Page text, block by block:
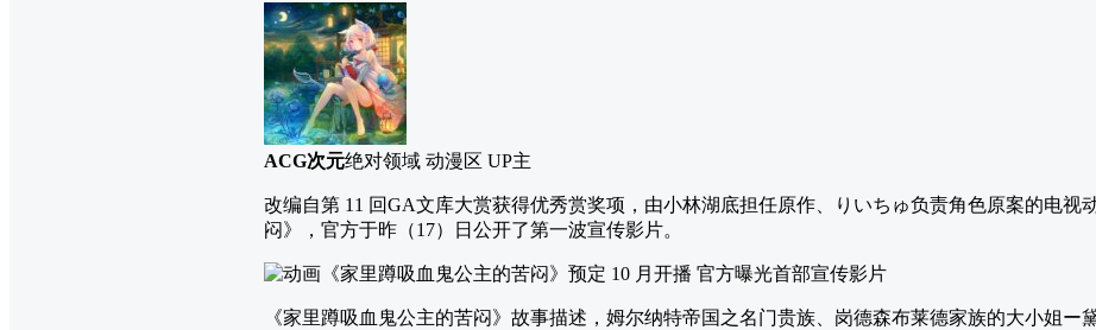
ACG次元绝对领域 动漫区 UP主
改编自第 11 回GA文库大赏获得优秀赏奖项，由小林湖底担任原作、りいちゅ负责角色原案的电视
闷》，官方于昨（17）日公开了第一波宣传影片。
《家里蹲吸血鬼公主的苦闷》故事描述，姆尔纳特帝国之名门贵族、岗德森布莱德家族的大小姐ー